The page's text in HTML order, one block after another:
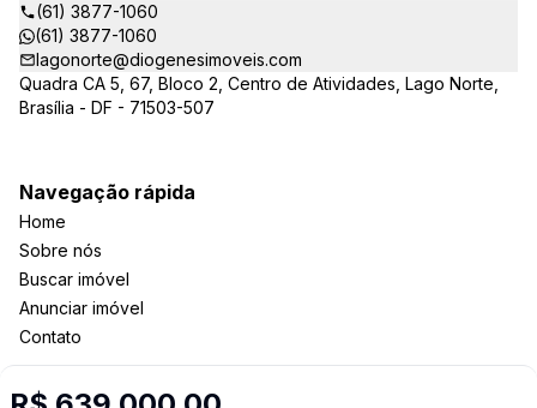
(61) 3877-1060
(61) 3877-1060
lagonorte@diogenesimoveis.com
Quadra CA 5, 67, Bloco 2, Centro de Atividades, Lago Norte,
Brasília - DF - 71503-507
Navegação rápida
Home
Sobre nós
Buscar imóvel
Anunciar imóvel
Contato